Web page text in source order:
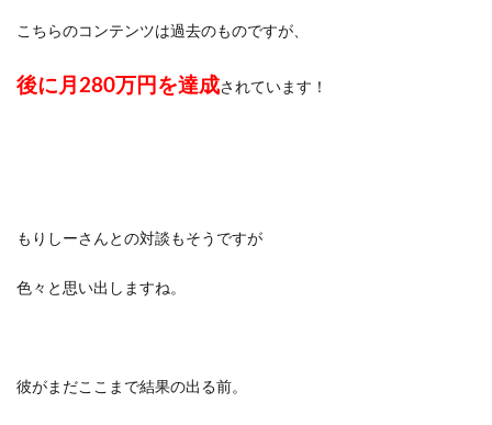
こちらのコンテンツは過去のものですが、
後に月280万円を達成されています！
もりしーさんとの対談もそうですが
色々と思い出しますね。
彼がまだここまで結果の出る前。